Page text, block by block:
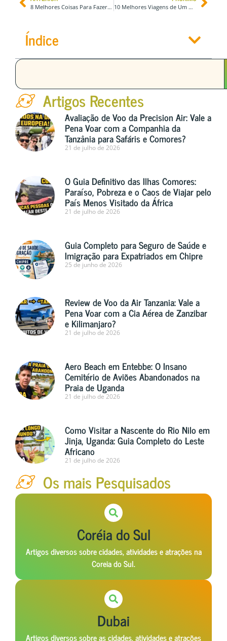
8 Melhores Coisas Para Fazer em Fort Lauderdale, Flórida – EUA 10 Melhores Viagens de Um Dia Saindo de Milwaukee, Wisconsin – EUA
Índice
Artigos Recentes
Avaliação de Voo da Precision Air: Vale a
Pena Voar com a Companhia da
Tanzânia para Safáris e Comores?
21 de julho de 2026
O Guia Definitivo das Ilhas Comores:
Paraíso, Pobreza e o Caos de Viajar pelo
País Menos Visitado da África
21 de julho de 2026
Guia Completo para Seguro de Saúde e
Imigração para Expatriados em Chipre
25 de junho de 2026
Review de Voo da Air Tanzania: Vale a
Pena Voar com a Cia Aérea de Zanzibar
e Kilimanjaro?
21 de julho de 2026
Aero Beach em Entebbe: O Insano
Cemitério de Aviões Abandonados na
Praia de Uganda
21 de julho de 2026
Como Visitar a Nascente do Rio Nilo em
Jinja, Uganda: Guia Completo do Leste
Africano
21 de julho de 2026
Os mais Pesquisados
Coréia do Sul
Artigos diversos sobre cidades, atividades e atrações na
Coreia do Sul.
Dubai
Artigos diversos sobre as cidades, atividades e atrações